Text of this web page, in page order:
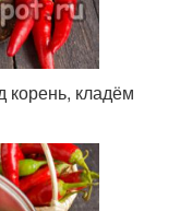
кладём